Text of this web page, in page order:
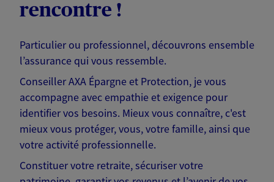
rencontre !
Particulier ou professionnel, découvrons ensemble
l’assurance qui vous ressemble.
Conseiller AXA Épargne et Protection, je vous
accompagne avec empathie et exigence pour
identifier vos besoins. Mieux vous connaître, c'est
mieux vous protéger, vous, votre famille, ainsi que
votre activité professionnelle.
Constituer votre retraite, sécuriser votre